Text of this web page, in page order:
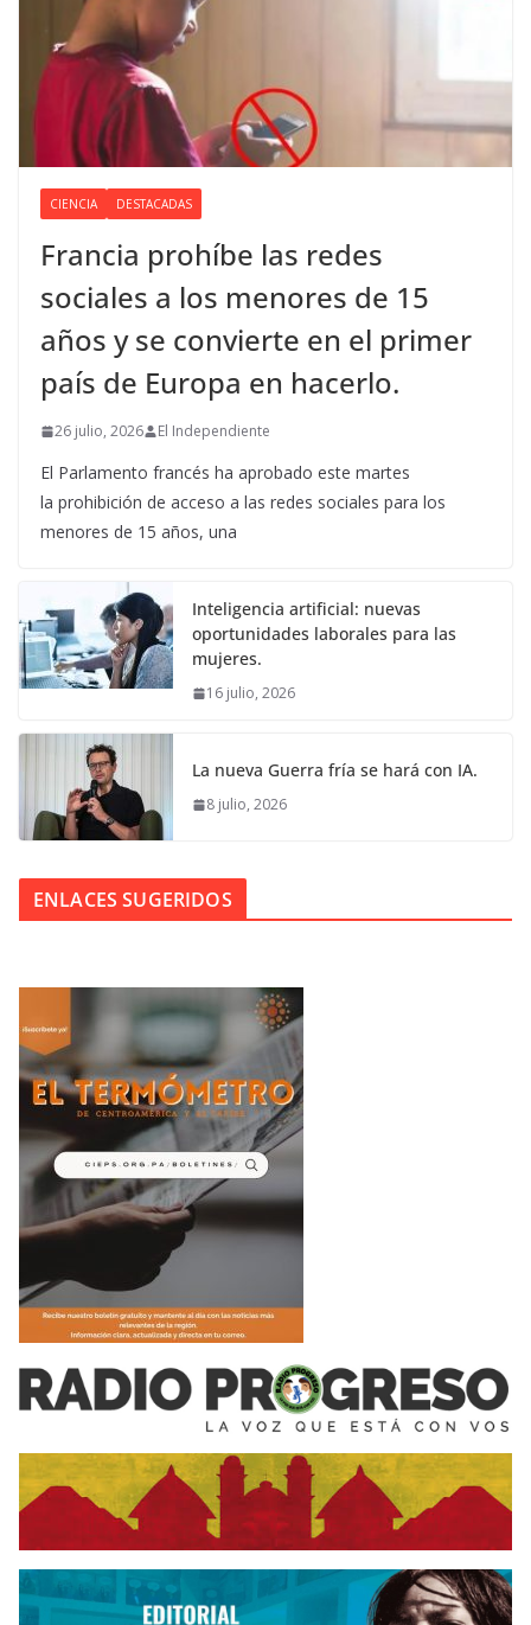
CIENCIA DESTACADAS
Francia prohíbe las redes
sociales a los menores de 15
años y se convierte en el primer
país de Europa en hacerlo.
26 julio, 2026 El Independiente
El Parlamento francés ha aprobado este martes
la prohibición de acceso a las redes sociales para los
menores de 15 años, una
Inteligencia artificial: nuevas
oportunidades laborales para las
mujeres.
16 julio, 2026
La nueva Guerra fría se hará con IA.
8 julio, 2026
ENLACES SUGERIDOS